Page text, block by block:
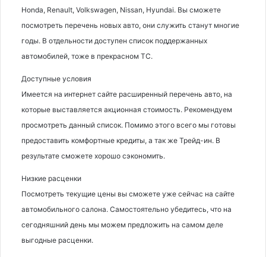
Honda, Renault, Volkswagen, Nissan, Hyundai. Вы сможете
посмотреть перечень новых авто, они служить станут многие
годы. В отдельности доступен список поддержанных
автомобилей, тоже в прекрасном ТС.
Доступные условия
Имеется на интернет сайте расширенный перечень авто, на
которые выставляется акционная стоимость. Рекомендуем
просмотреть данный список. Помимо этого всего мы готовы
предоставить комфортные кредиты, а так же Трейд-ин. В
результате сможете хорошо сэкономить.
Низкие расценки
Посмотреть текущие цены вы сможете уже сейчас на сайте
автомобильного салона. Самостоятельно убедитесь, что на
сегодняшний день мы можем предложить на самом деле
выгодные расценки.